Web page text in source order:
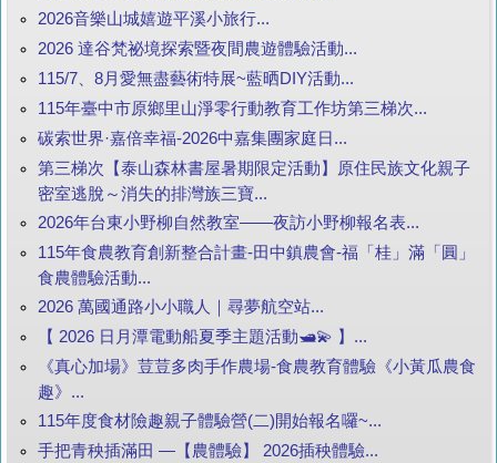
2026音樂山城嬉遊平溪小旅行...
2026 達谷梵祕境探索暨夜間農遊體驗活動...
115/7、8月愛無盡藝術特展~藍晒DIY活動...
115年臺中市原鄉里山淨零行動教育工作坊第三梯次...
碳索世界·嘉倍幸福-2026中嘉集團家庭日...
第三梯次【泰山森林書屋暑期限定活動】原住民族文化親子
密室逃脫～消失的排灣族三寶...
2026年台東小野柳自然教室——夜訪小野柳報名表...
115年食農教育創新整合計畫-田中鎮農會-福「桂」滿「圓」
食農體驗活動...
2026 萬國通路小小職人｜尋夢航空站...
【 2026 日月潭電動船夏季主題活動🛥️💫 】...
《真心加場》荳荳多肉手作農場-食農教育體驗《小黃瓜農食
趣》...
115年度食材險趣親子體驗營(二)開始報名囉~...
手把青秧插滿田 —【農體驗】 2026插秧體驗...